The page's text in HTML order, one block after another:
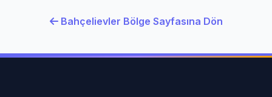
Bahçelievler Bölge Sayfasına Dön